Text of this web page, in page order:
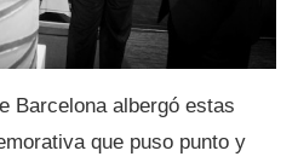
Barcelona albergó estas
que puso punto y